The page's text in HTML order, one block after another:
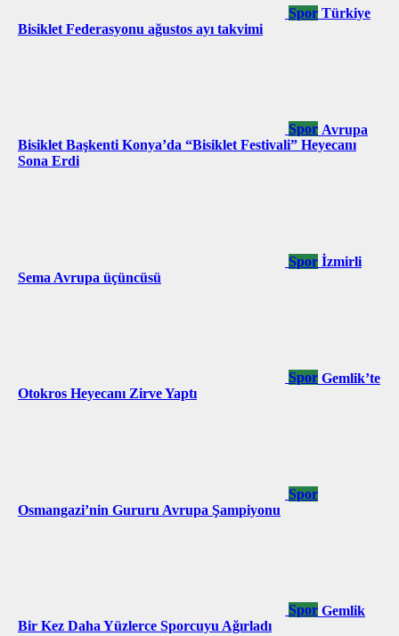
Spor Türkiye
Bisiklet Federasyonu ağustos ayı takvimi
Spor Avrupa
Bisiklet Başkenti Konya’da “Bisiklet Festivali” Heyecanı
Sona Erdi
Spor İzmirli
Sema Avrupa üçüncüsü
Spor Gemlik’te
Otokros Heyecanı Zirve Yaptı
Spor
Osmangazi’nin Gururu Avrupa Şampiyonu
Spor Gemlik
Bir Kez Daha Yüzlerce Sporcuyu Ağırladı